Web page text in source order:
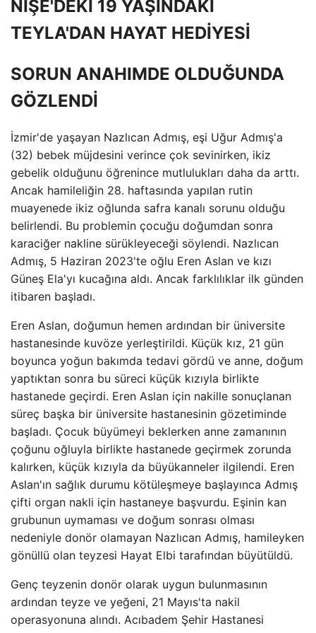
NİŞE'DEKİ 19 YAŞINDAKİ
TEYLA'DAN HAYAT HEDİYESİ
SORUN ANAHIMDE OLDUĞUNDA
GÖZLENDİ
İzmir'de yaşayan Nazlıcan Admış, eşi Uğur Admış'a
(32) bebek müjdesini verince çok sevinirken, ikiz
gebelik olduğunu öğrenince mutlulukları daha da arttı.
Ancak hamileliğin 28. haftasında yapılan rutin
muayenede ikiz oğlunda safra kanalı sorunu olduğu
belirlendi. Bu problemin çocuğu doğumdan sonra
karaciğer nakline sürükleyeceği söylendi. Nazlıcan
Admış, 5 Haziran 2023'te oğlu Eren Aslan ve kızı
Güneş Ela'yı kucağına aldı. Ancak farklılıklar ilk günden
itibaren başladı.
Eren Aslan, doğumun hemen ardından bir üniversite
hastanesinde kuvöze yerleştirildi. Küçük kız, 21 gün
boyunca yoğun bakımda tedavi gördü ve anne, doğum
yaptıktan sonra bu süreci küçük kızıyla birlikte
hastanede geçirdi. Eren Aslan için nakille sonuçlanan
süreç başka bir üniversite hastanesinin gözetiminde
başladı. Çocuk büyümeyi beklerken anne zamanının
çoğunu oğluyla birlikte hastanede geçirmek zorunda
kalırken, küçük kızıyla da büyükanneler ilgilendi. Eren
Aslan'ın sağlık durumu kötüleşmeye başlayınca Admış
çifti organ nakli için hastaneye başvurdu. Eşinin kan
grubunun uymaması ve doğum sonrası olması
nedeniyle donör olamayan Nazlıcan Admış, hamileyken
gönüllü olan teyzesi Hayat Elbi tarafından büyütüldü.
Genç teyzenin donör olarak uygun bulunmasının
ardından teyze ve yeğeni, 21 Mayıs'ta nakil
operasyonuna alındı. Acıbadem Şehir Hastanesi